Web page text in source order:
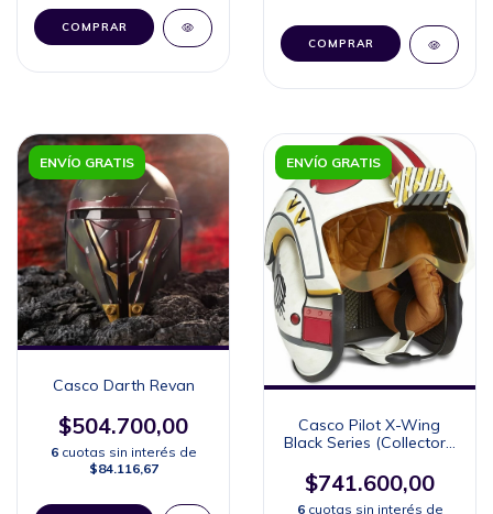
ENVÍO GRATIS
Casco Darth Revan
$504.700,00
6 cuotas sin interés de
$84.116,67
ENVÍO GRATIS
Casco Pilot X-Wing
Black Series (Collector's
$741.600,00
6 cuotas sin interés de